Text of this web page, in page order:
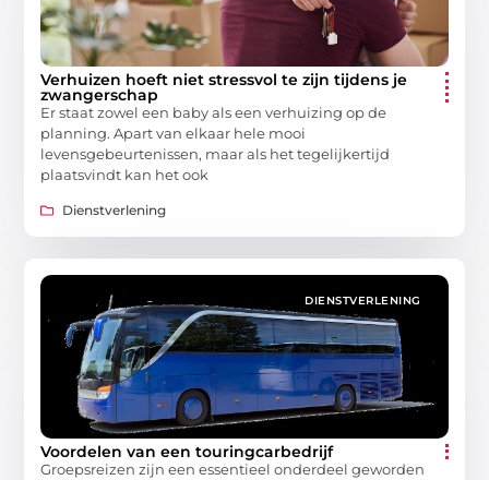
Verhuizen hoeft niet stressvol te zijn tijdens je
zwangerschap
Er staat zowel een baby als een verhuizing op de
planning. Apart van elkaar hele mooi
levensgebeurtenissen, maar als het tegelijkertijd
plaatsvindt kan het ook
Dienstverlening
DIENSTVERLENING
Voordelen van een touringcarbedrijf
Groepsreizen zijn een essentieel onderdeel geworden